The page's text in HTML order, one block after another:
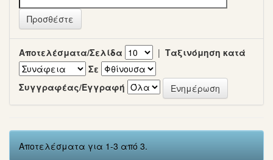
Αποτελέσματα/Σελίδα | Ταξινόμηση κατά
Σε
Συγγραφέας/Εγγραφή
Αποτελέσματα για 1-3 από 3.